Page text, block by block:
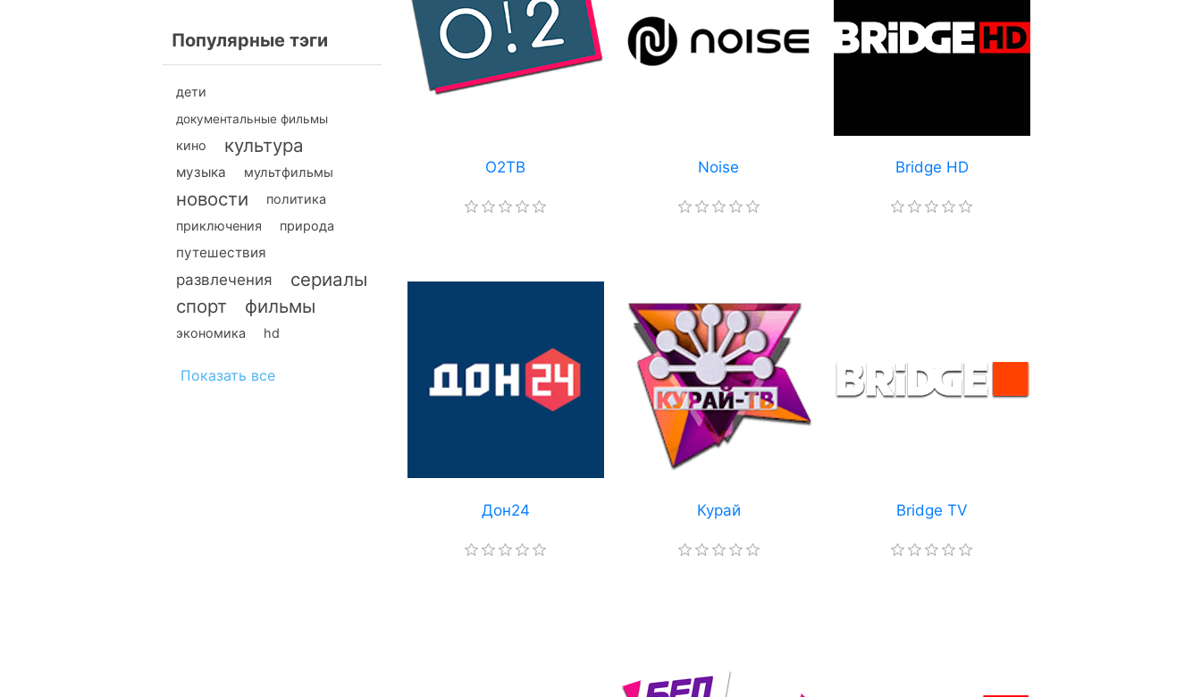
Популярные тэги
дети
документальные фильмы
кино культура
музыка мультфильмы
новости
политика
приключения
природа
путешествия
развлечения
сериалы
спорт
фильмы
экономика hd
Показать все
О2ТВ Noise Bridge HD
Дон24 Курай Bridge TV